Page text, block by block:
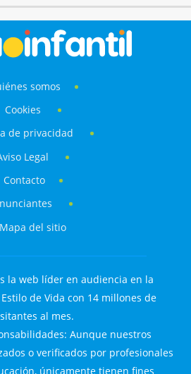
somos
Cookies
de privacidad
Legal
Contacto
Mapa del sitio
la web líder en audiencia en la
de Vida con 14 millones de
al mes.
Aunque nuestros
o verificados por profesionales
únicamente tienen fines